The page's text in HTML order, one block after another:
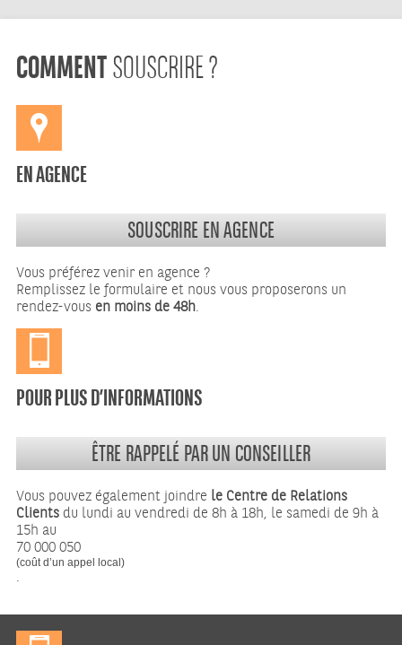
COMMENTSOUSCRIRE ?
EN AGENCE
SOUSCRIRE EN AGENCE
Vous préférez venir en agence ?
Remplissez le formulaire et nous vous proposerons un
rendez-vous en moins de 48h.
POUR PLUS D’INFORMATIONS
ÊTRE RAPPELÉ PAR UN CONSEILLER
Vous pouvez également joindre le Centre de Relations
Clients du lundi au vendredi de 8h à 18h, le samedi de 9h à
15h au
70 000 050
(coût d’un appel local)
.